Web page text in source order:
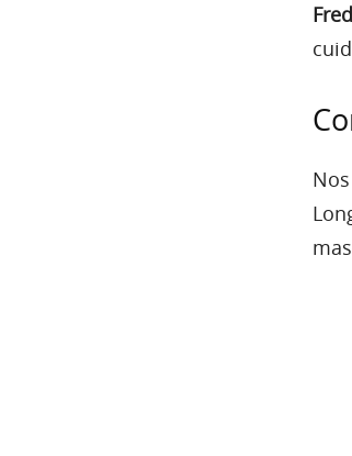
Fred